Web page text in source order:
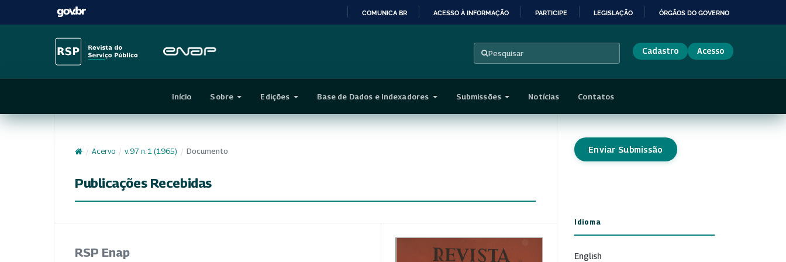
CONTEÚDO
COMUNICA BR ACESSO À INFORMAÇÃO PARTICIPE LEGISLAÇÃO ÓRGÃOS DO GOVERNO
Pesquisar Cadastro Acesso
Início Sobre Edições Base de Dados e Indexadores Submissões Notícias Contatos
/ Acervo / v. 97 n. 1 (1965) / Documento
Publicações Recebidas
RSP Enap
Enviar Submissão
Idioma
English